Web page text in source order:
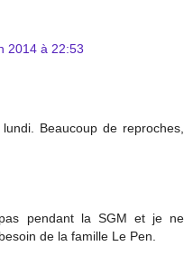
2014 à 22:53
Beaucoup de reproches,
pendant la SGM et je ne
de la famille Le Pen.